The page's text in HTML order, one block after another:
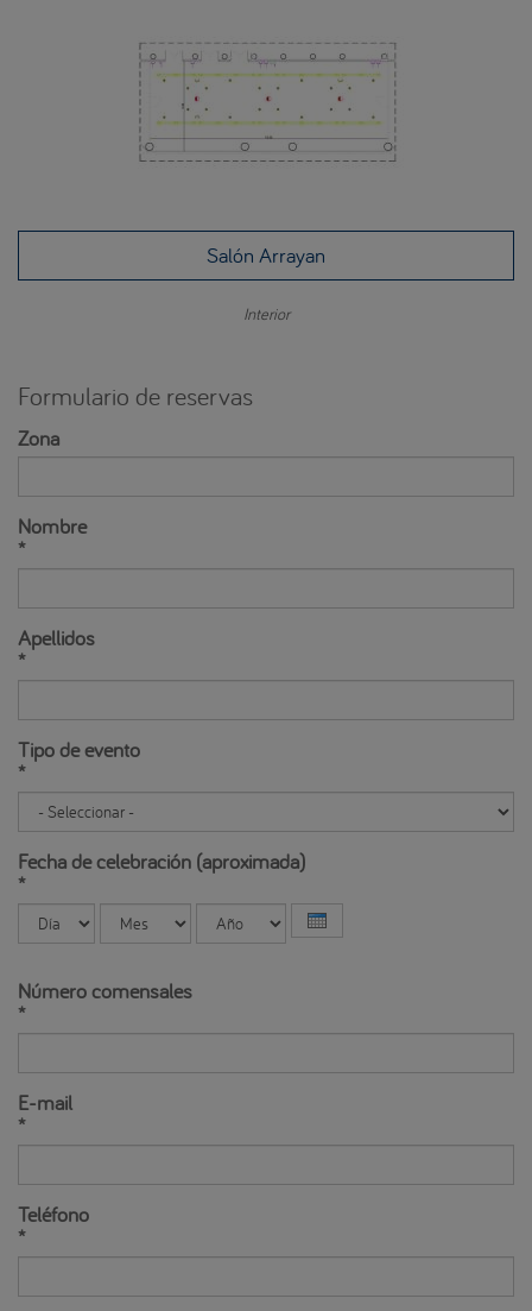
Salón Arrayan
Interior
Formulario de reservas
Zona
Nombre
*
Apellidos
*
Tipo de evento
*
Fecha de celebración (aproximada)
*
Número comensales
*
E-mail
*
Teléfono
*